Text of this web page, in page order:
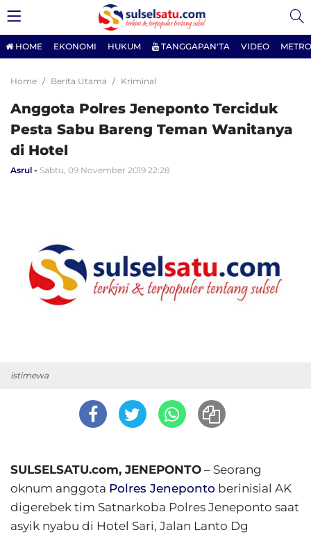
HOME EKONOMI HUKUM TANGGAPAN'TA VIDEO
Home Berita Utama Kriminal
Anggota Polres Jeneponto Terciduk
Pesta Sabu Bareng Teman Wanitanya
di Hotel
Asrul Sabtu, 09 November 2019 22:28
istimewa
SULSELSATU.com, JENEPONTO – Seorang
oknum anggota Polres Jeneponto berinisial AK
digerebek tim Satnarkoba Polres Jeneponto saat
asyik nyabu di Hotel Sari, Jalan Lanto Dg